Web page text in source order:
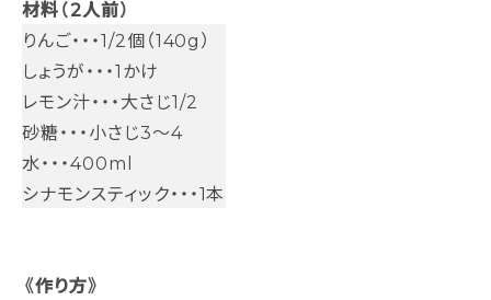
材料（2人前）
りんご・・・1/2個（140g）
しょうが・・・1かけ
レモン汁・・・大さじ1/2
砂糖・・・小さじ3～4
水・・・400ml
シナモンスティック・・・1本
《作り方》